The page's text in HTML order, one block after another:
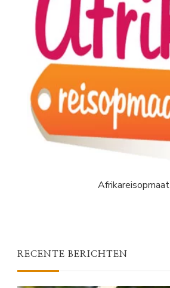
Afrikareisopmaat
RECENTE BERICHTEN